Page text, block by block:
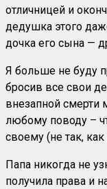
отличницей и
дедушка этого
дочка его сына —
Я больше не буду
бросив все свои
внезапной смерти
любому поводу –
своему (не так,
Папа никогда не
получила права и